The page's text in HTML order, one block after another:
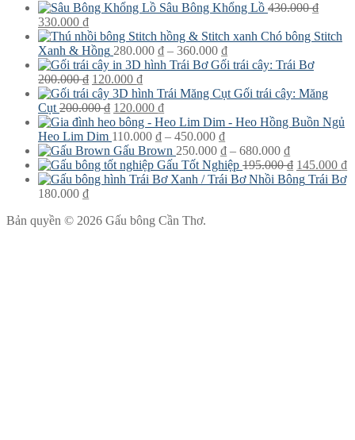
Sâu Bông Khổng Lồ 430.000₫
Giá
gốc
là:
430.000 ₫.
330.000 ₫Giá
hiện
tại
là:
330.000 ₫.
Chó bông Stitch
Xanh & Hồng 280.000 ₫ – 360.000 ₫Khoảng
giá:
280.000 ₫
360.000 ₫
Gối trái cây: Trái Bơ
200.000₫ Giá
gốc
là:
200.000 ₫.
120.000 ₫Giá
hiện
tại
là:
120.000 ₫.
Gối trái cây: Măng
Cụt 200.000₫ Giá
gốc
là:
200.000 ₫.
120.000 ₫Giá
hiện
tại
là:
120.000 ₫.
Heo Lim Dim 110.000 ₫ – 450.000 ₫Khoảng
giá:
từ
110.000 ₫
Gấu Brown 250.000 ₫ – 680.000 ₫Khoảng
giá:
từ
Gấu Tốt Nghiệp 195.000₫ Giá
gốc
145.000 ₫
Trái Bơ
180.000 ₫
Bản quyền © 2026 Gấu bông Cần Thơ.